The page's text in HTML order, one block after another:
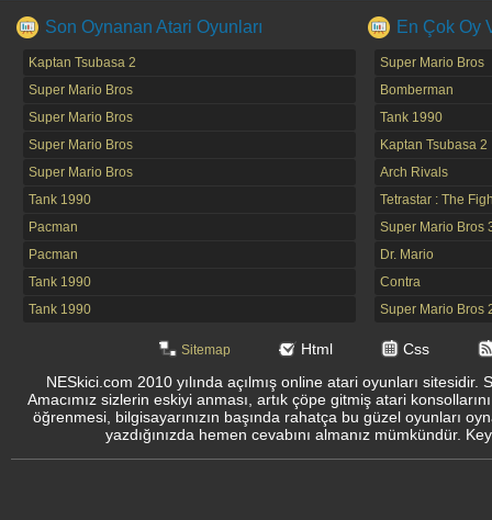
Son Oynanan Atari Oyunları
Kaptan Tsubasa 2
Super Mario Bros
Super Mario Bros
Super Mario Bros
Super Mario Bros
Tank 1990
Pacman
Pacman
Tank 1990
Tank 1990
En Çok Oy
Super Mario Bros
Bomberman
Tank 1990
Kaptan Tsubasa 2
Arch Rivals
Tetrastar : The
Super Mario Bros
Dr. Mario
Contra
Super Mario Bros
Sitemap Html
Css
NESkici.com 2010 yılında açılmış online atari oyunları
Amacımız sizlerin eskiyi anması, artık çöpe gitmiş atari
öğrenmesi, bilgisayarınızın başında rahatça bu güzel oyunları
yazdığınızda hemen cevabını almanız mümkündür.